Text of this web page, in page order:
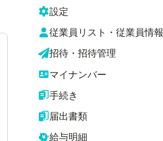
設定
従業員リスト・従業員情報
招待・招待管理
マイナンバー
手続き
届出書類
給与明細